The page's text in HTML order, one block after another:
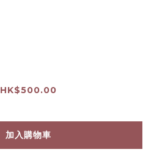
HK$500.00
加入購物車